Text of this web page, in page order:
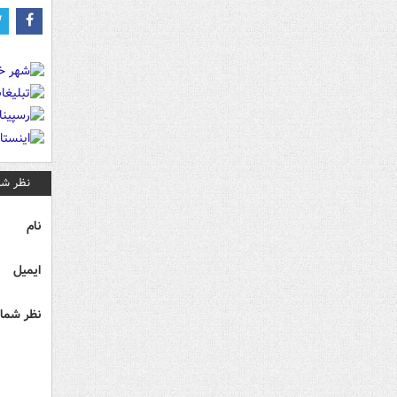
نظر
نام
ایمیل
نظر